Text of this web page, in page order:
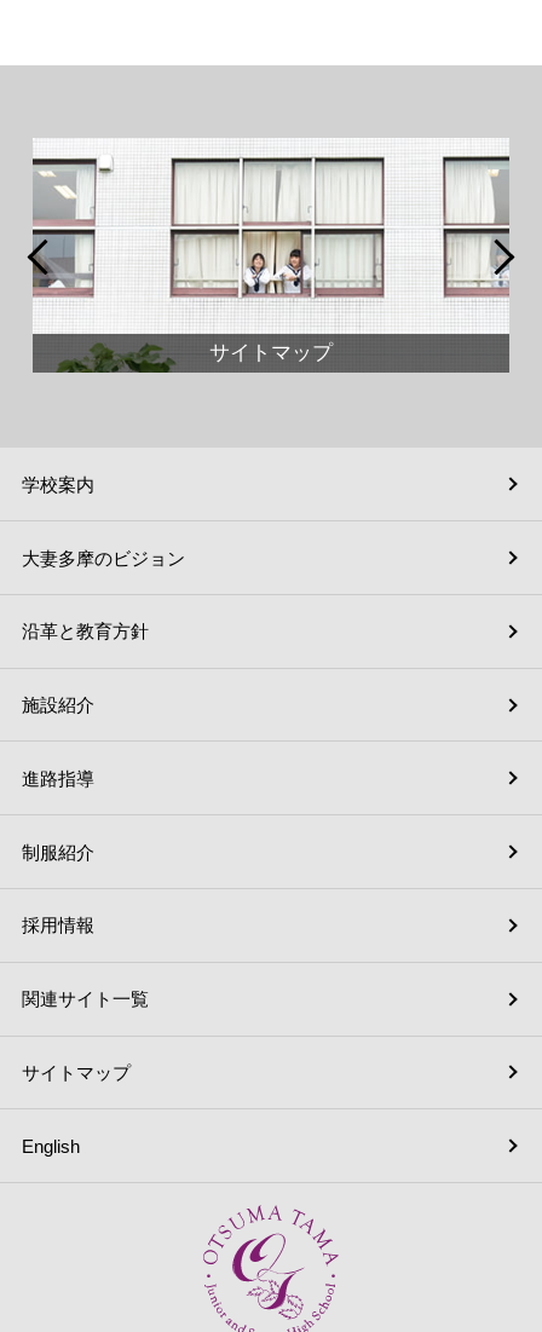
サイトマップ
学校案内
施設紹介
採用情報
English
大妻多摩のビジョン
進路指導
関連サイト一覧
沿革と教育方針
制服紹介
サイトマップ